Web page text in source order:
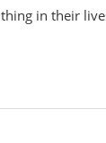
in their